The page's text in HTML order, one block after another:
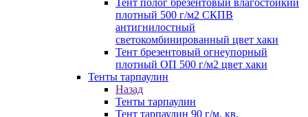
Тент полог брезентовый влагостойкий
плотный 500 г/м2 СКПВ
антигнилостный
светокомбинированный цвет хаки
Тент брезентовый огнеупорный
плотный ОП 500 г/м2 цвет хаки
Тенты тарпаулин
Назад
Тенты тарпаулин
Тент тарпаулин 90 г/м. кв.